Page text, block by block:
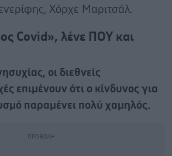
Χόρχε Μαριτσάλ.
Covid», λένε ΠΟΥ και
οι διεθνείς
επιμένουν ότι ο κίνδυνος για
παραμένει πολύ χαμηλός.